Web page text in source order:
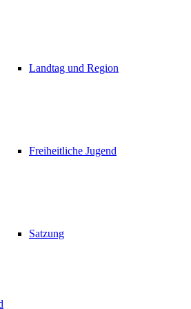
Landtag und Region
Freiheitliche Jugend
Satzung
| Schotterabbau im